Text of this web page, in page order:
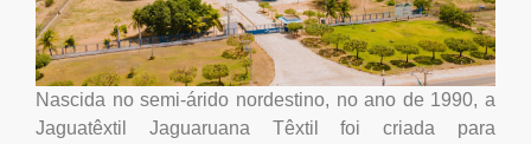
Nascida no semi-árido nordestino, no ano de 1990, a
Jaguatêxtil Jaguaruana Têxtil foi criada para